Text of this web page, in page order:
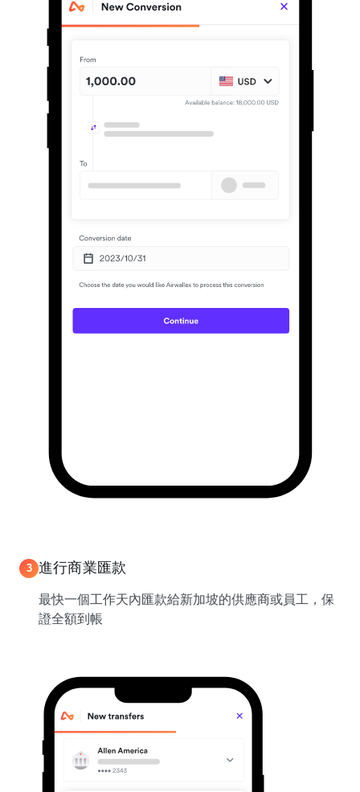
3 進行商業匯款
最快一個工作天內匯款給新加坡的供應商或員工，保
證全額到帳